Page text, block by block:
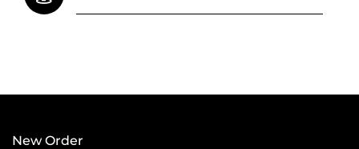
New Order